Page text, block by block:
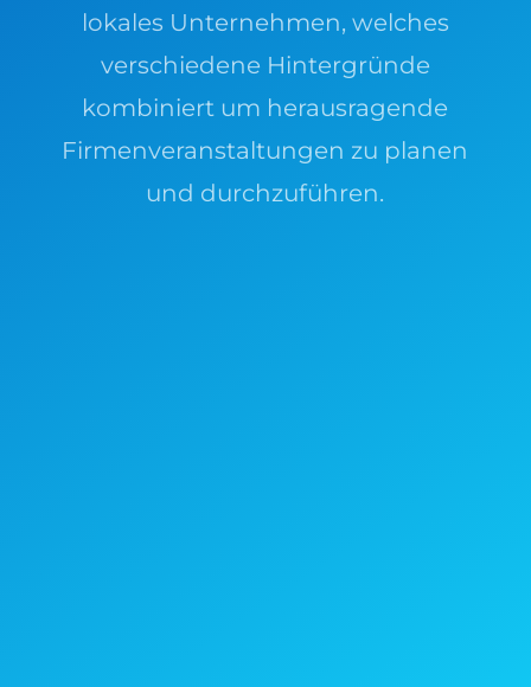
lokales Unternehmen, welches
verschiedene Hintergründe
kombiniert um herausragende
Firmenveranstaltungen zu planen
und durchzuführen.